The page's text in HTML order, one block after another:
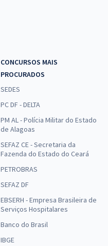
CONCURSOS MAIS
PROCURADOS
SEDES
PC DF - DELTA
PM AL - Polícia Militar do Estado
de Alagoas
SEFAZ CE - Secretaria da
Fazenda do Estado do Ceará
PETROBRAS
SEFAZ DF
EBSERH - Empresa Brasileira de
Serviços Hospitalares
Banco do Brasil
IBGE